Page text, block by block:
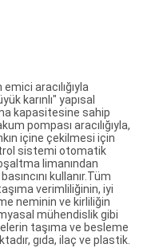
aracılığıyla
karınlı" yapısal
kapasitesine sahip
pompası aracılığıyla,
içine çekilmesi için
sistemi otomatik
limanından
kullanır.Tüm
verimliliğinin, iyi
neminin ve kirliliğin
mühendislik gibi
taşıma ve besleme
gıda, ilaç ve plastik.